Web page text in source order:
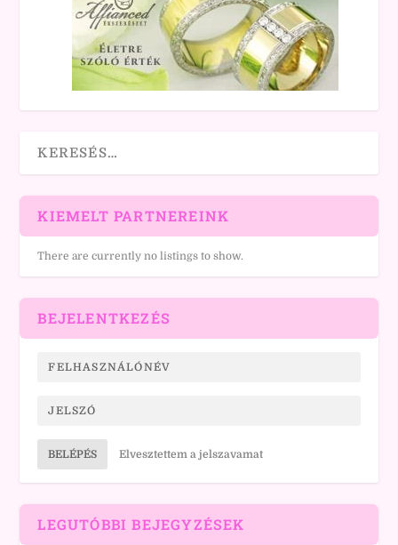
KIEMELT PARTNEREINK
There are currently no listings to show.
BEJELENTKEZÉS
BELÉPÉS Elvesztettem a jelszavamat
LEGUTÓBBI BEJEGYZÉSEK